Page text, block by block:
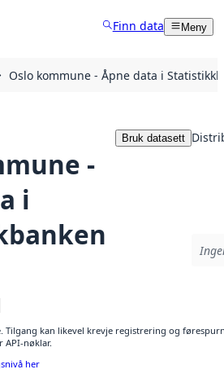
Finn data Meny
Oslo kommune - Åpne data i
-
i
Bruk datasett
Tilgang kan likevel krevje registrering og
API-nøklar.
her